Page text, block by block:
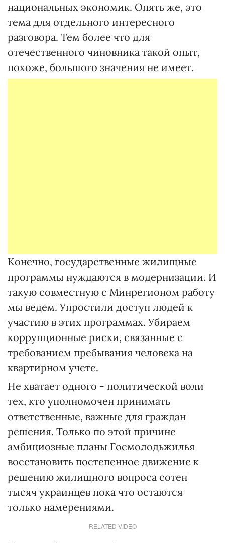
национальных экономик. Опять же, это
тема для отдельного интересного
разговора. Тем более что для
отечественного чиновника такой опыт,
похоже, большого значения не имеет.
Конечно, государственные жилищные
программы нуждаются в модернизации. И
такую совместную с Минрегионом работу
мы ведем. Упростили доступ людей к
участию в этих программах. Убираем
коррупционные риски, связанные с
требованием пребывания человека на
квартирном учете.
Не хватает одного - политической воли
тех, кто уполномочен принимать
ответственные, важные для граждан
решения. Только по этой причине
амбициозные планы Госмолодьжилья
восстановить постепенное движение к
решению жилищного вопроса сотен
тысяч украинцев пока что остаются
только намерениями.
RELATED VIDEO